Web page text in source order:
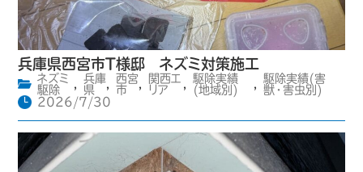
兵庫県西宮市T様邸 ネズミ対策施工
ネズミ
駆除
,
兵庫
県
,
西宮
市
,
関西エ
リア
,
駆除実績
(地域別)
,
駆除実績(害
獣・害虫別)
2026/7/30